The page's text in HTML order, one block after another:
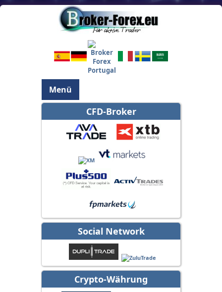
Menü
CFD-Broker
Social Network
Crypto-Währung